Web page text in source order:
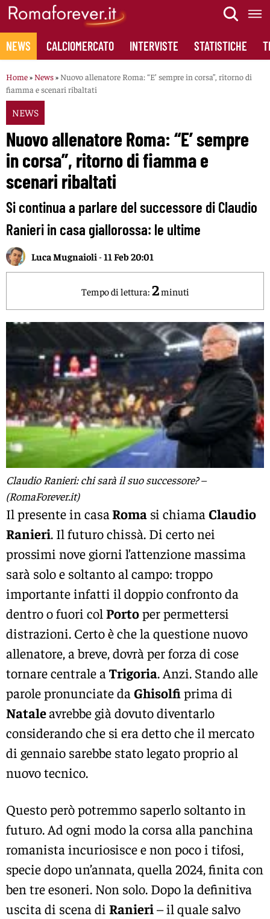
Skip
content
NEWS CALCIOMERCATO INTERVISTE STATISTICHE
Home» News» Nuovo allenatore Roma: “E’ sempre in corsa”, ritorno di
fiamma e scenari ribaltati
NEWS
Nuovo allenatore Roma: “E’ sempre
in corsa”, ritorno di fiamma e
scenari ribaltati
Si continua a parlare del successore di Claudio
Ranieri in casa giallorossa: le ultime
Luca Mugnaioli -11 Feb 20:01
Tempo di lettura: 2minuti
Claudio Ranieri: chi sarà il suo successore? –
(RomaForever.it)
Il presente in casaRoma si chiama Claudio
Ranieri. Il futuro chissà. Di certo nei
prossimi nove giorni l’attenzione massima
sarà solo e soltanto al campo: troppo
importante infatti il doppio confronto da
dentro o fuori col Portoper permettersi
distrazioni. Certo è che la questione nuovo
allenatore, a breve, dovrà per forza di cose
tornare centrale a Trigoria. Anzi. Stando alle
parole pronunciate da Ghisolfiprima di
Nataleavrebbe già dovuto diventarlo
considerando che si era detto che il mercato
di gennaio sarebbe stato legato proprio al
nuovo tecnico.
Questo però potremmo saperlo soltanto in
futuro. Ad ogni modo la corsa alla panchina
romanista incuriosisce e non poco i tifosi,
specie dopo un’annata, quella 2024, finita con
ben tre esoneri. Non solo. Dopo la definitiva
uscita di scena di Ranieri– il quale salvo